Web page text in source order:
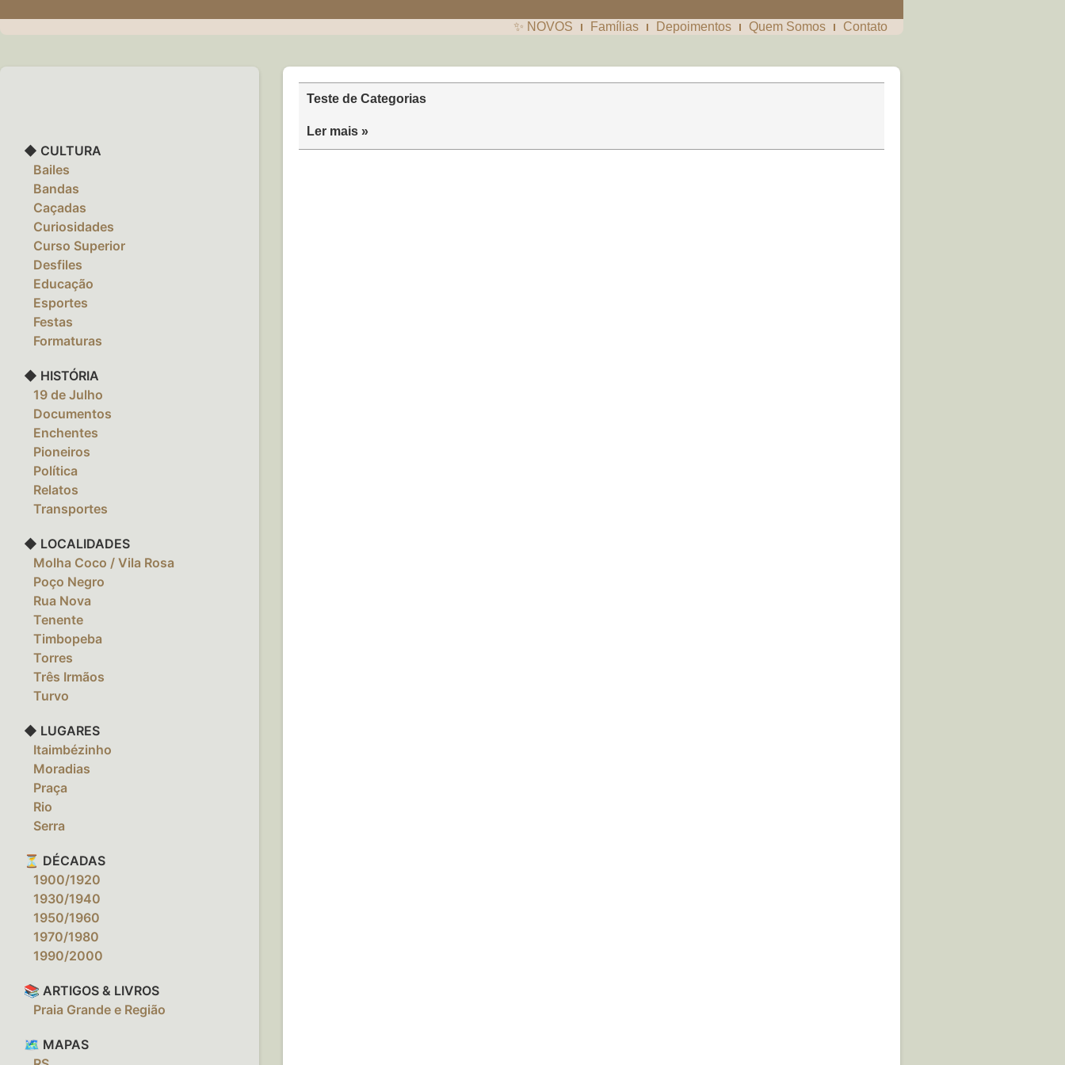
✨ NOVOS Famílias Depoimentos Quem Somos Contato
◆ CULTURA
‎ ‎ ‎ Bailes
‎ ‎ ‎ Bandas
‎ ‎ ‎ Caçadas
‎ ‎ ‎ Curiosidades
‎ ‎ ‎ Curso Superior
‎ ‎ ‎ Desfiles
‎ ‎ ‎ Educação
‎ ‎ ‎ Esportes
‎ ‎ ‎ Festas
‎ ‎ ‎ Formaturas
◆ HISTÓRIA
‎ ‎ ‎ 19 de Julho
‎ ‎ ‎ Documentos
‎ ‎ ‎ Enchentes
‎ ‎ ‎ Pioneiros
‎ ‎ ‎ Política
‎ ‎ ‎ Relatos
‎ ‎ ‎ Transportes
◆ LOCALIDADES
‎ ‎ ‎ Molha Coco / Vila Rosa
‎ ‎ ‎ Poço Negro
‎ ‎ ‎ Rua Nova
‎ ‎ ‎ Tenente
‎ ‎ ‎ Timbopeba
‎ ‎ ‎ Torres
‎ ‎ ‎ Três Irmãos
‎ ‎ ‎ Turvo
◆ LUGARES
‎ ‎ ‎ Itaimbézinho
‎ ‎ ‎ Moradias
‎ ‎ ‎ Praça
‎ ‎ ‎ Rio
‎ ‎ ‎ Serra
⏳ DÉCADAS
‎ ‎ ‎ 1900/1920
‎ ‎ ‎ 1930/1940
‎ ‎ ‎ 1950/1960
‎ ‎ ‎ 1970/1980
‎ ‎ ‎ 1990/2000
📚 ARTIGOS & LIVROS
‎ ‎ ‎ Praia Grande e Região
🗺️ MAPAS
Teste de Categorias
Ler mais »